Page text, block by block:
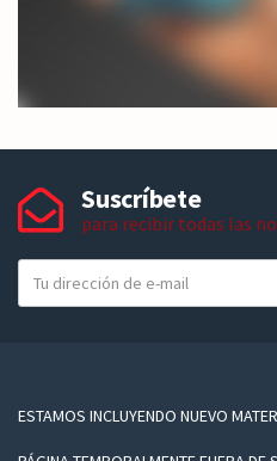
Suscríbete
para recibir todas las
u
a
ESTAMOS INCLUYENDO NUEVO